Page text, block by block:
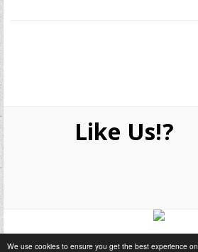
We use cookies to ensure you get the best experience on
Like Us!?